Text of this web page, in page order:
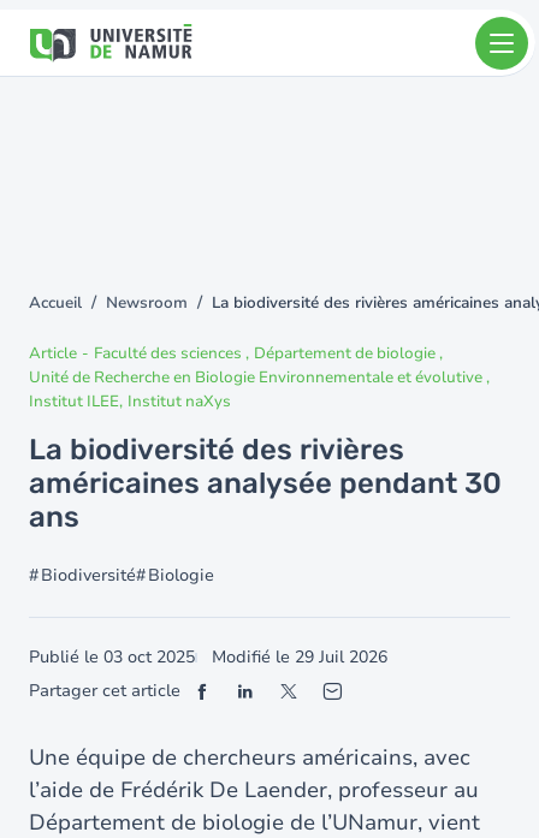
contenu
You
here
Accueil Newsroom La biodiversité des rivières américaines
Article - Faculté des sciences
Département de biologie
Unité de Recherche en Biologie Environnementale et évolutive
Institut ILEE Institut naXys
La biodiversité des rivières
américaines analysée pendant 30
ans
Biodiversité Biologie
Publié le 03 oct 2025 Modifié le 29 Juil 2026
Partager cet article
Une équipe de chercheurs américains, avec
l’aide de Frédérik De Laender, professeur au
Département de biologie de l’UNamur, vient